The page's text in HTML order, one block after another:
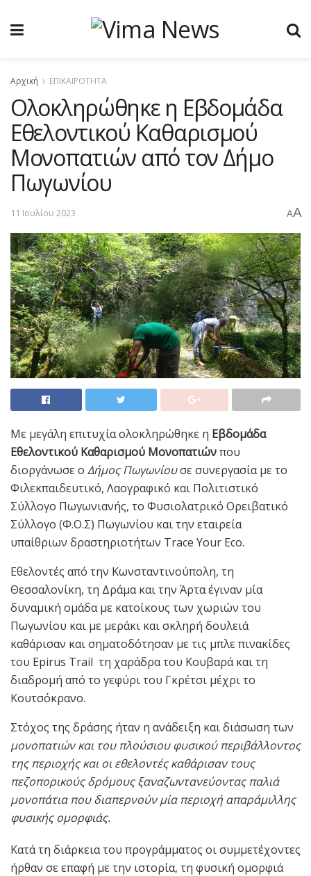
Αρχική ΕΠΙΚΑΙΡΟΤΗΤΑ
Ολοκληρώθηκε η Εβδομάδα
Εθελοντικού Καθαρισμού
Μονοπατιών από τον Δήμο
Πωγωνίου
11 Ιουλίου 2023 AA
Με μεγάλη επιτυχία ολοκληρώθηκε η Εβδομάδα
Εθελοντικού Καθαρισμού Μονοπατιώνπου
διοργάνωσε ο Δήμος Πωγωνίουσε συνεργασία με το
Φιλεκπαιδευτικό, Λαογραφικό και Πολιτιστικό
Σύλλογο Πωγωνιανής, το Φυσιολατρικό Ορειβατικό
Σύλλογο (Φ.Ο.Σ) Πωγωνίου και την εταιρεία
υπαίθριων δραστηριοτήτων Trace Your Eco.
Εθελοντές από την Κωνσταντινούπολη, τη
Θεσσαλονίκη, τη Δράμα και την Άρτα έγιναν μία
δυναμική ομάδα με κατοίκους των χωριών του
Πωγωνίου και με μεράκι και σκληρή δουλειά
καθάρισαν και σηματοδότησαν με τις μπλε πινακίδες
του Epirus Trail τη χαράδρα του Κουβαρά και τη
διαδρομή από το γεφύρι του Γκρέτσι μέχρι το
Κουτσόκρανο.
Στόχος της δράσης ήταν η ανάδειξη και διάσωση των
μονοπατιών και του πλούσιου φυσικού περιβάλλοντος
της περιοχής και οι εθελοντές καθάρισαν τους
πεζοπορικούς δρόμους ξαναζωντανεύοντας παλιά
μονοπάτια που διαπερνούν μία περιοχή απαράμιλλης
φυσικής ομορφιάς.
Κατά τη διάρκεια του προγράμματος οι συμμετέχοντες
ήρθαν σε επαφή με την ιστορία, τη φυσική ομορφιά